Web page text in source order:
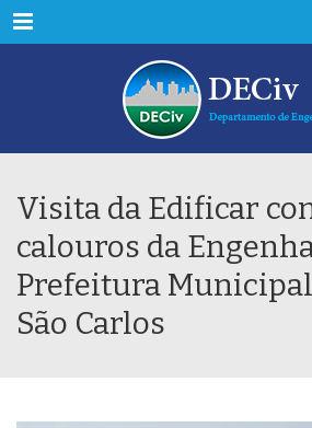
Menu
Visita da Edificar
calouros da
Prefeitura Municipal
São Carlos